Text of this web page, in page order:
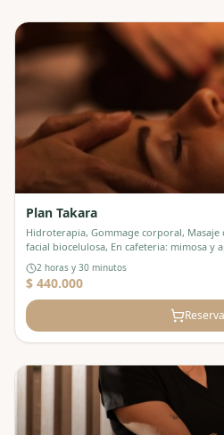
Plan Takara
Hidroterapia, Gommage corporal,
facial biocelulosa, En cafeteria: mimosa y
2 horas y 30 minutos
$ 440.000